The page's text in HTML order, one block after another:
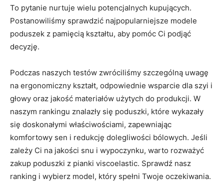
To pytanie nurtuje⁢ wielu potencjalnych kupujących.
Postanowiliśmy sprawdzić najpopularniejsze modele
poduszek z⁣ pamięcią kształtu, aby pomóc ​Ci‍ podjąć
decyzję.
Podczas naszych testów zwróciliśmy szczególną uwagę
na ergonomiczny kształt, ⁤odpowiednie wsparcie dla szyi i
⁤głowy oraz jakość materiałów użytych do produkcji. W
‌naszym rankingu znalazły się poduszki, które wykazały
się doskonałymi właściwościami, zapewniając
komfortowy sen i redukcję dolegliwości bólowych. Jeśli⁣
zależy Ci na jakości snu i wypoczynku, warto ⁣rozważyć
zakup poduszki z pianki ‍viscoelastic. Sprawdź nasz
ranking i wybierz model, który‌ spełni ⁢Twoje oczekiwania.